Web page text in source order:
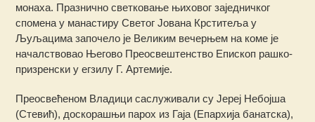
монаха. Празнично светковање њиховог заједничког
спомена у манастиру Светог Јована Крститеља у
Љуљацима започело је Великим вечерњем на коме је
началствовао Његово Преосвештенство Епископ рашко-
призренски у егзилу Г. Артемије.
Преосвећеном Владици саслуживали су Јереј Небојша
(Стевић), доскорашњи парох из Гаја (Епархија банатска),